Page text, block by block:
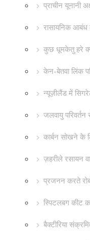
प्राचीन यूनानी
रासायनिक आबंध
कुछ धूमकेतु हरे
केन-बेतवा लिंक
न्यूज़ीलैंड में
जलवायु
कार्बन सोखने के
ज़हरीले रसायन
प्रजनन करते
स्पिटलबग कीट
बैक्टीरिया